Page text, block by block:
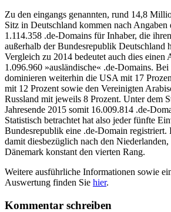
Zu den eingangs genannten, rund 14,8
Sitz in Deutschland kommen nach
1.114.358 .de-Domains für Inhaber, die
außerhalb der Bundesrepublik Deutschland
Vergleich zu 2014 bedeutet auch dies einen
1.096.960 »ausländische« .de-Domains.
dominieren weiterhin die USA mit 17
mit 12 Prozent sowie den Vereinigten
Russland mit jeweils 8 Prozent. Unter dem
Jahresende 2015 somit 16.009.814 .de-
Statistisch betrachtet hat also jeder fünfte
Bundesrepublik eine .de-Domain registriert.
damit diesbezüglich nach den
Dänemark konstant den vierten Rang.
Weitere ausführliche Informationen sowie
Auswertung finden Sie hier.
Kommentar schreiben